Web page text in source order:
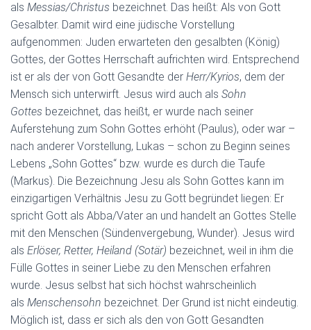
als Messias/Christus bezeichnet. Das heißt: Als von Gott
Gesalbter. Damit wird eine jüdische Vorstellung
aufgenommen: Juden erwarteten den gesalbten (König)
Gottes, der Gottes Herrschaft aufrichten wird. Entsprechend
ist er als der von Gott Gesandte der Herr/Kyrios, dem der
Mensch sich unterwirft. Jesus wird auch als Sohn
Gottes bezeichnet, das heißt, er wurde nach seiner
Auferstehung zum Sohn Gottes erhöht (Paulus), oder war –
nach anderer Vorstellung, Lukas – schon zu Beginn seines
Lebens „Sohn Gottes“ bzw. wurde es durch die Taufe
(Markus). Die Bezeichnung Jesu als Sohn Gottes kann im
einzigartigen Verhältnis Jesu zu Gott begründet liegen: Er
spricht Gott als Abba/Vater an und handelt an Gottes Stelle
mit den Menschen (Sündenvergebung, Wunder). Jesus wird
als Erlöser, Retter, Heiland (Sotär) bezeichnet, weil in ihm die
Fülle Gottes in seiner Liebe zu den Menschen erfahren
wurde. Jesus selbst hat sich höchst wahrscheinlich
als Menschensohn bezeichnet. Der Grund ist nicht eindeutig.
Möglich ist, dass er sich als den von Gott Gesandten